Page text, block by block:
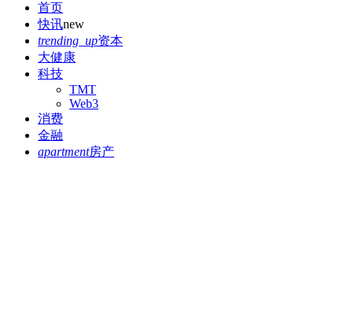
首页
快讯new
trending_up资本
大健康
科技
TMT
Web3
消费
金融
apartment房产